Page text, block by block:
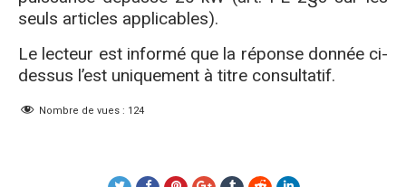
seuls articles applicables).
Le lecteur est informé que la réponse donnée ci-
dessus l’est uniquement à titre consultatif.
Nombre de vues : 124